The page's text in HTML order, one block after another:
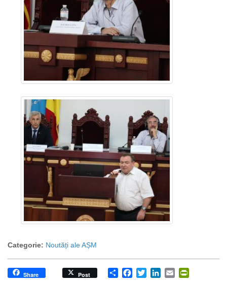
Categorie: Noutăți ale AȘM
Share
Share Post Facebook
TwitterLinkedIn
Email